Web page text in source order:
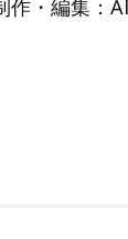
作・編集：